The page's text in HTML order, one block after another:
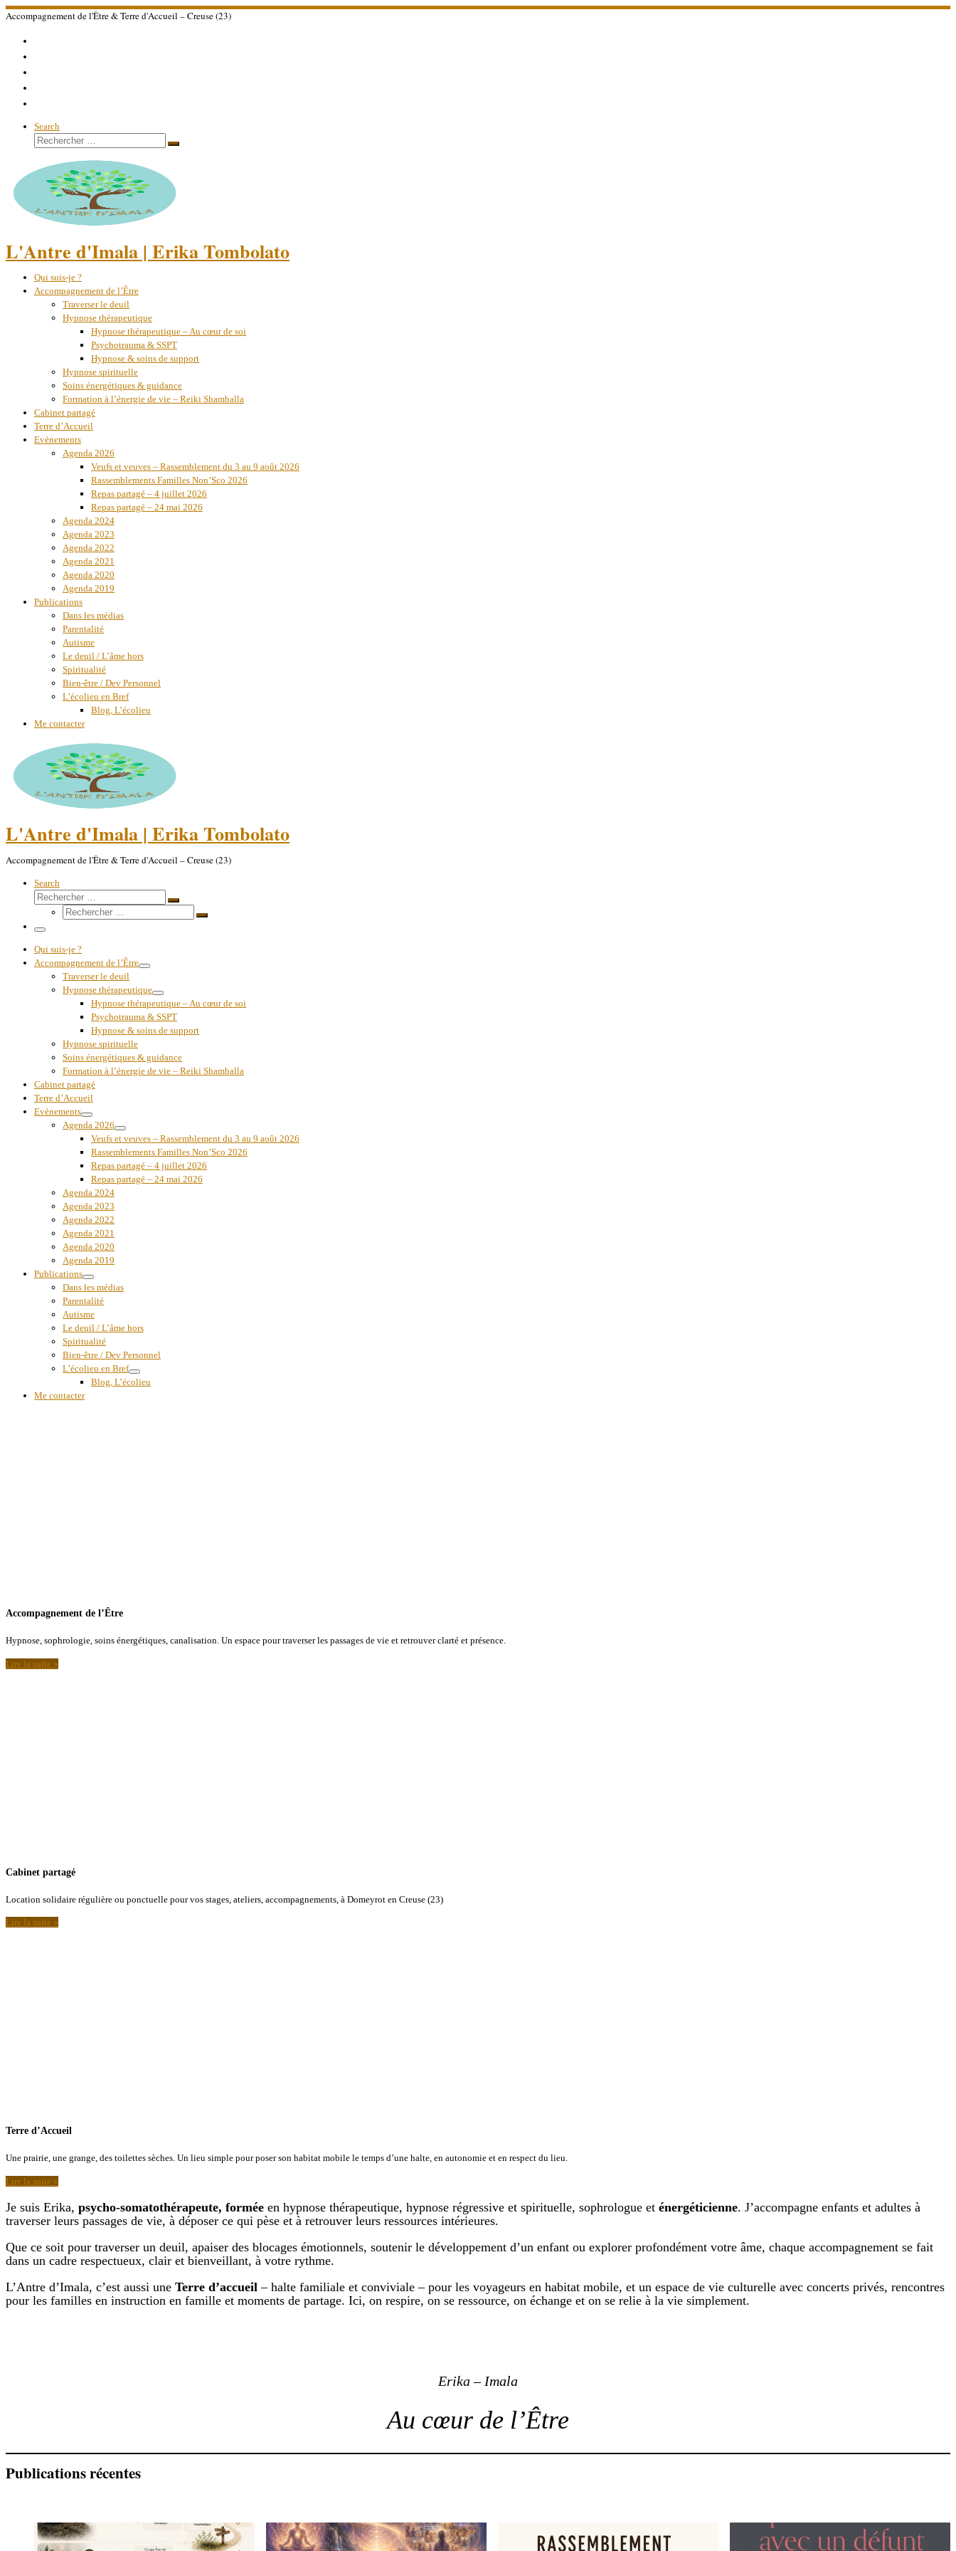
Passer
contenu
Accompagnement de l'Être & Terre d'Accueil – Creuse (23)
Search
Rechercher
Rechercher
L'Antre d'Imala | Erika Tombolato
Qui suis-je ?
Accompagnement de l’Être
Traverser le deuil
Hypnose thérapeutique
Hypnose thérapeutique – Au cœur de soi
Psychotrauma & SSPT
Hypnose & soins de support
Hypnose spirituelle
Soins énergétiques & guidance
Formation à l’énergie de vie – Reiki Shamballa
Cabinet partagé
Terre d’Accueil
Evènements
Agenda 2026
Veufs et veuves – Rassemblement du 3 au 9 août 2026
Rassemblements Familles Non’Sco 2026
Repas partagé – 4 juillet 2026
Repas partagé – 24 mai 2026
Agenda 2024
Agenda 2023
Agenda 2022
Agenda 2021
Agenda 2020
Agenda 2019
Publications
Dans les médias
Parentalité
Autisme
Le deuil / L’âme hors
Spiritualité
Bien-être / Dev Personnel
L’écolieu en Bref
Blog, L’écolieu
Me contacter
L'Antre d'Imala | Erika Tombolato
Accompagnement de l'Être & Terre d'Accueil – Creuse (23)
Search
Rechercher
Rechercher
Rechercher
Rechercher
Menu
Qui suis-je ?
Accompagnement de l’Être
Traverser le deuil
Hypnose thérapeutique
Hypnose thérapeutique – Au cœur de soi
Psychotrauma & SSPT
Hypnose & soins de support
Hypnose spirituelle
Soins énergétiques & guidance
Formation à l’énergie de vie – Reiki Shamballa
Cabinet partagé
Terre d’Accueil
Evènements
Agenda 2026
Veufs et veuves – Rassemblement du 3 au 9 août 2026
Rassemblements Familles Non’Sco 2026
Repas partagé – 4 juillet 2026
Repas partagé – 24 mai 2026
Agenda 2024
Agenda 2023
Agenda 2022
Agenda 2021
Agenda 2020
Agenda 2019
Publications
Dans les médias
Parentalité
Autisme
Le deuil / L’âme hors
Spiritualité
Bien-être / Dev Personnel
L’écolieu en Bref
Blog, L’écolieu
Me contacter
Accompagnement de l’Être
Hypnose, sophrologie, soins énergétiques, canalisation. Un espace pour traverser les passages de vie et retrouver clarté et présence.
Lire la suite »
Cabinet partagé
Location solidaire régulière ou ponctuelle pour vos stages, ateliers, accompagnements, à Domeyrot en Creuse (23)
Lire la suite »
Terre d’Accueil
Une prairie, une grange, des toilettes sèches. Un lieu simple pour poser son habitat mobile le temps d’une halte, en autonomie et en respect du lieu.
Lire la suite »
Je suis Erika, psycho-somatothérapeute, formée en hypnose thérapeutique, hypnose régressive et spirituelle, sophrologue et énergéticienne. J’accompagne enfants et adultes à
traverser leurs passages de vie, à déposer ce qui pèse et à retrouver leurs ressources intérieures.
Que ce soit pour traverser un deuil, apaiser des blocages émotionnels, soutenir le développement d’un enfant ou explorer profondément votre âme, chaque accompagnement se fait
dans un cadre respectueux, clair et bienveillant, à votre rythme.
L’Antre d’Imala, c’est aussi une Terre d’accueil – halte familiale et conviviale – pour les voyageurs en habitat mobile, et un espace de vie culturelle avec concerts privés, rencontres
pour les familles en instruction en famille et moments de partage. Ici, on respire, on se ressource, on échange et on se relie à la vie simplement.
Erika – Imala
Au cœur de l’Être
Publications récentes